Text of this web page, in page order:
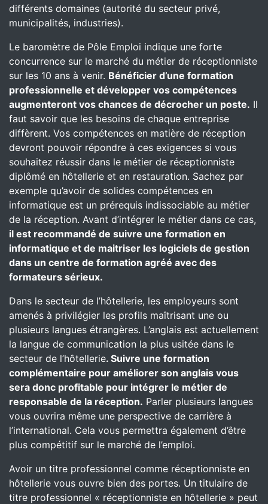
différents domaines (autorité du secteur privé,
municipalités, industries).
Le baromètre de Pôle Emploi indique une forte
concurrence sur le marché du métier de réceptionniste
sur les 10 ans à venir. Bénéficier d’une formation
professionnelle et développer vos compétences
augmenteront vos chances de décrocher un poste. Il
faut savoir que les besoins de chaque entreprise
diffèrent. Vos compétences en matière de réception
devront pouvoir répondre à ces exigences si vous
souhaitez réussir dans le métier de réceptionniste
diplômé en hôtellerie et en restauration. Sachez par
exemple qu’avoir de solides compétences en
informatique est un prérequis indissociable au métier
de la réception. Avant d’intégrer le métier dans ce cas,
il est recommandé de suivre une formation en
informatique et de maitriser les logiciels de gestion
dans un centre de formation agréé avec des
formateurs sérieux.
Dans le secteur de l’hôtellerie, les employeurs sont
amenés à privilégier les profils maîtrisant une ou
plusieurs langues étrangères. L’anglais est actuellement
la langue de communication la plus usitée dans le
secteur de l’hôtellerie. Suivre une formation
complémentaire pour améliorer son anglais vous
sera donc profitable pour intégrer le métier de
responsable de la réception. Parler plusieurs langues
vous ouvrira même une perspective de carrière à
l’international. Cela vous permettra également d’être
plus compétitif sur le marché de l’emploi.
Avoir un titre professionnel comme réceptionniste en
hôtellerie vous ouvre bien des portes. Un titulaire de
titre professionnel « réceptionniste en hôtellerie » peut